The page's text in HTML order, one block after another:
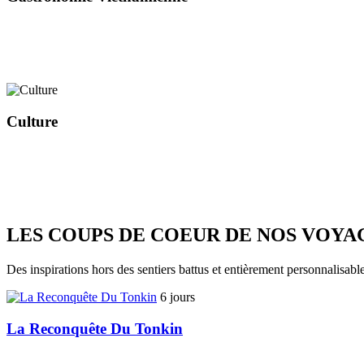
Culture
LES COUPS DE COEUR DE NOS
Des inspirations hors des sentiers battus et entièrement
6 jours
La Reconquête Du Tonkin